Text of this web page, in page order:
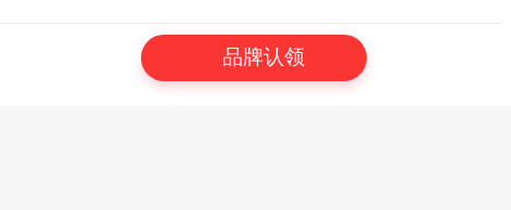
造四十多年，拥有世界一流...
品牌认领